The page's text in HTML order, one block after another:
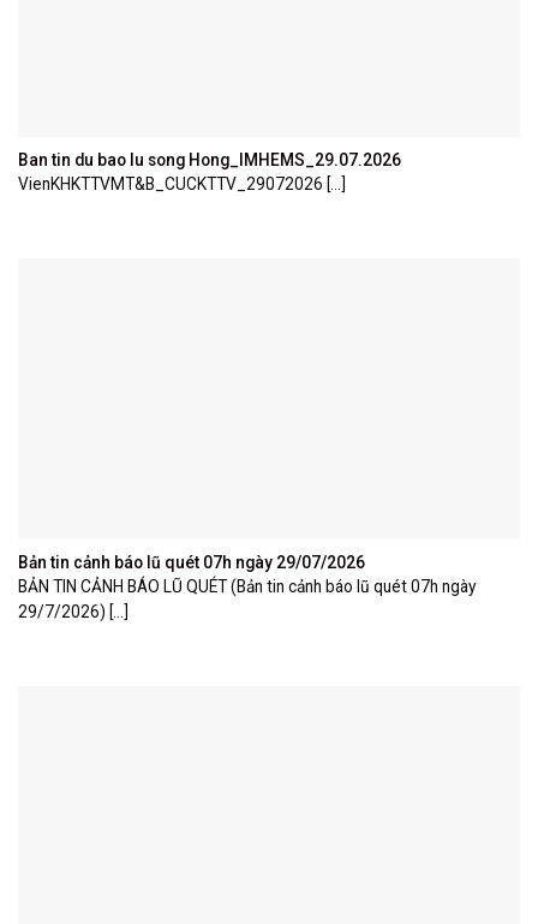
Ban tin du bao lu song Hong_IMHEMS_29.07.2026
VienKHKTTVMT&B_CUCKTTV_29072026 [...]
Bản tin cảnh báo lũ quét 07h ngày 29/07/2026
BẢN TIN CẢNH BÁO LŨ QUÉT (Bản tin cảnh báo lũ quét 07h ngày
29/7/2026) [...]